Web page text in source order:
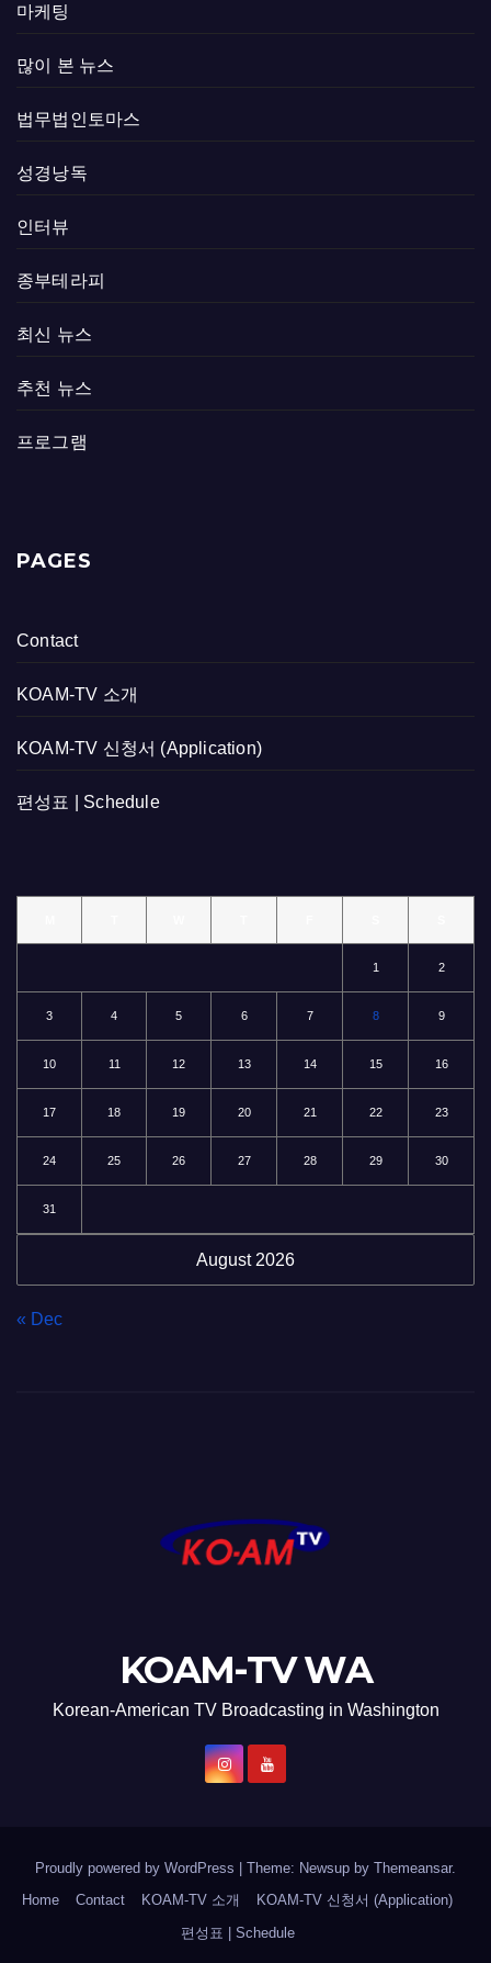
마케팅
많이 본 뉴스
법무법인토마스
성경낭독
인터뷰
종부테라피
최신 뉴스
추천 뉴스
프로그램
PAGES
Contact
KOAM-TV 소개
KOAM-TV 신청서 (Application)
편성표 | Schedule
August 2026
1 2
3 4 5 6 7 8 9
10 11 12 13 14 15 16
17 18 19 20 21 22 23
24 25 26 27 28 29 30
31
« Dec
KOAM-TV WA
Korean-American TV Broadcasting in Washington
Proudly powered by WordPress Theme: Newsup by Themeansar.
Home
Contact KOAM-TV 소개
KOAM-TV 신청서 (Application)
편성표 | Schedule